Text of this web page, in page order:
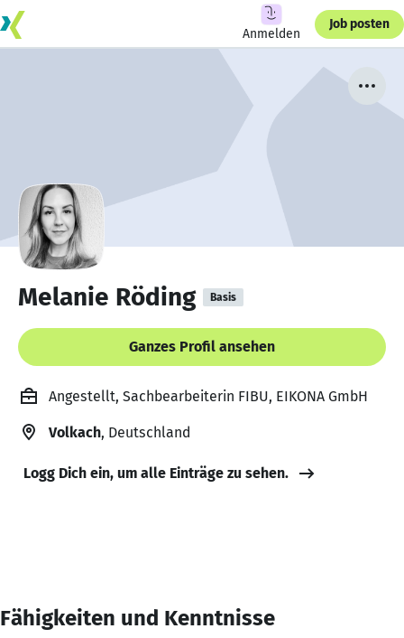
Anmelden
Job posten
Melanie Röding Basis
Ganzes Profil ansehen
Angestellt, Sachbearbeiterin FIBU, EIKONA GmbH
Volkach, Deutschland
Logg Dich ein, um alle Einträge zu sehen.
Fähigkeiten und Kenntnisse